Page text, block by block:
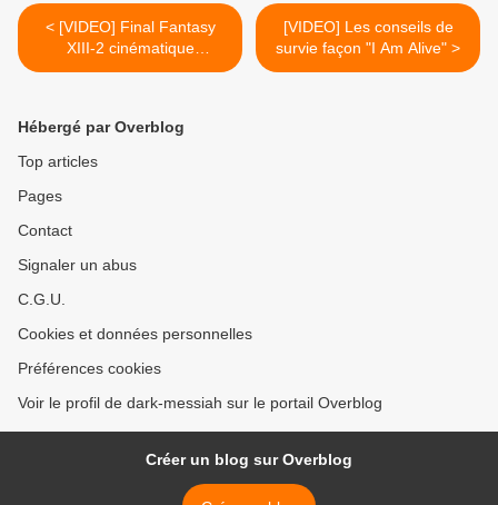
< [VIDEO] Final Fantasy
XIII-2 cinématique
d'introduction
[VIDEO] Les conseils de
survie façon "I Am Alive" >
Hébergé par Overblog
Top articles
Pages
Contact
Signaler un abus
C.G.U.
Cookies et données personnelles
Préférences cookies
Voir le profil de dark-messiah sur le portail Overblog
Créer un blog sur Overblog